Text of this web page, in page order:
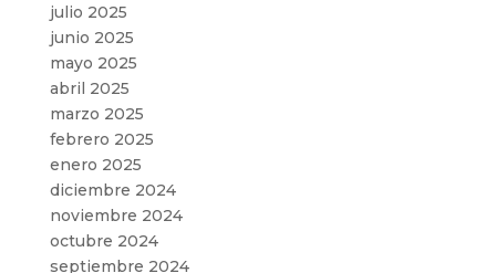
julio 2025
junio 2025
mayo 2025
abril 2025
marzo 2025
febrero 2025
enero 2025
diciembre 2024
noviembre 2024
octubre 2024
septiembre 2024